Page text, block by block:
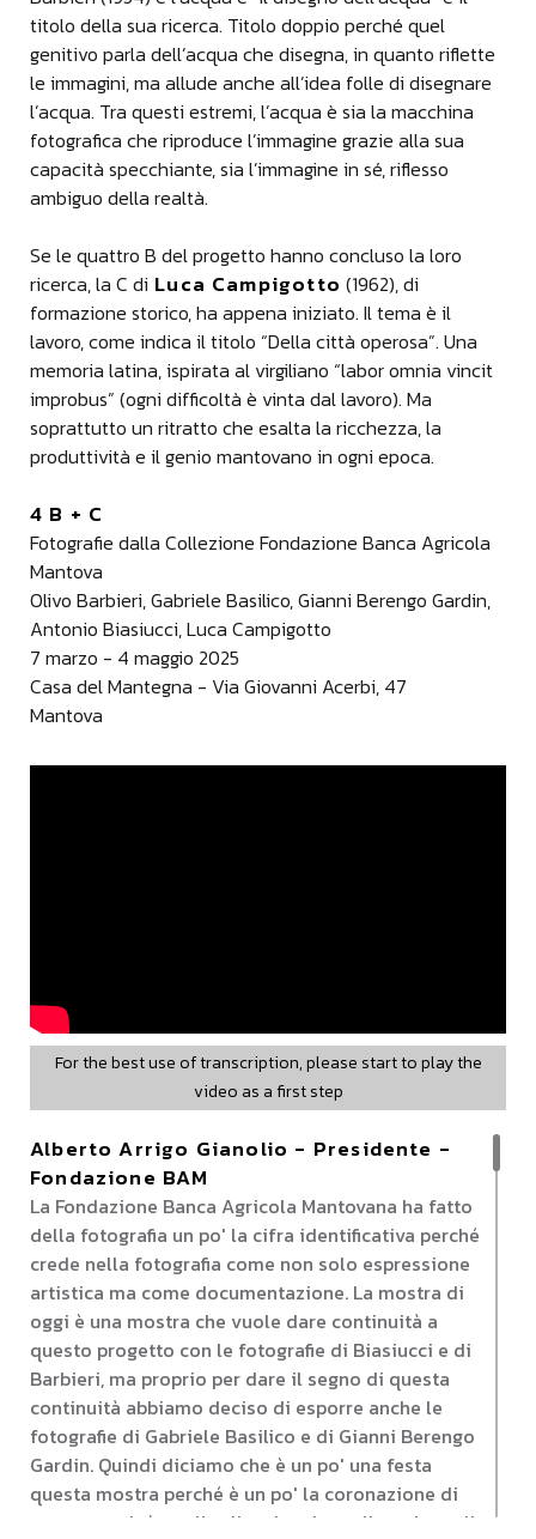
titolo della sua ricerca. Titolo doppio perché quel
genitivo parla dell’acqua che disegna, in quanto riflette
le immagini, ma allude anche all’idea folle di disegnare
l’acqua. Tra questi estremi, l’acqua è sia la macchina
fotografica che riproduce l’immagine grazie alla sua
capacità specchiante, sia l’immagine in sé, riflesso
ambiguo della realtà.
Se le quattro B del progetto hanno concluso la loro
ricerca, la C di Luca Campigotto (1962), di
formazione storico, ha appena iniziato. Il tema è il
lavoro, come indica il titolo “Della città operosa”. Una
memoria latina, ispirata al virgiliano “labor omnia vincit
improbus” (ogni difficoltà è vinta dal lavoro). Ma
soprattutto un ritratto che esalta la ricchezza, la
produttività e il genio mantovano in ogni epoca.
4 B + C
Fotografie dalla Collezione Fondazione Banca Agricola
Mantova
Olivo Barbieri, Gabriele Basilico, Gianni Berengo Gardin,
Antonio Biasiucci, Luca Campigotto
7 marzo - 4 maggio 2025
Casa del Mantegna - Via Giovanni Acerbi, 47
Mantova
For the best use of transcription, please start to play the
video as a first step
Alberto Arrigo Gianolio - Presidente -
Fondazione BAM
La Fondazione Banca Agricola Mantovana ha fatto
della fotografia un po' la cifra identificativa perché
crede nella fotografia come non solo espressione
artistica ma come documentazione. La mostra di
oggi è una mostra che vuole dare continuità a
questo progetto con le fotografie di Biasiucci e di
Barbieri, ma proprio per dare il segno di questa
continuità abbiamo deciso di esporre anche le
fotografie di Gabriele Basilico e di Gianni Berengo
Gardin. Quindi diciamo che è un po' una festa
questa mostra perché è un po' la coronazione di
un sogno, cioè quello di vedere la realizzazione di